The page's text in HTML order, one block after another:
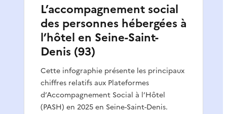
L’accompagnement social
des personnes hébergées à
l’hôtel en Seine-Saint-
Denis (93)
Cette infographie présente les principaux
chiffres relatifs aux Plateformes
d’Accompagnement Social à l’Hôtel
(PASH) en 2025 en Seine-Saint-Denis.